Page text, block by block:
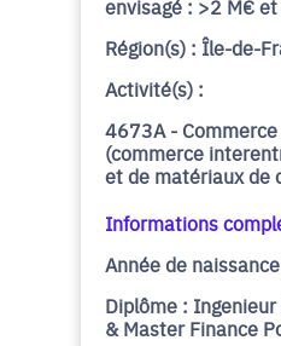
envisagé : >2 M€
Région(s) : Île-de-
Activité(s) :
4673A - Commerce
(commerce
et de matériaux de
Informations
Année de
Diplôme :
& Master Finance